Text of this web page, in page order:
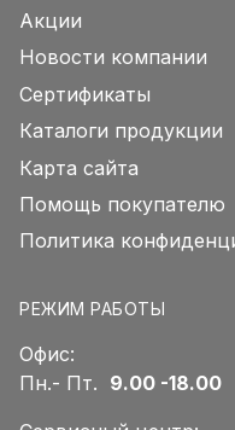
Акции
Новости компании
Сертификаты
Каталоги продукции
Карта сайта
Помощь покупателю
Политика
РЕЖИМ РАБОТЫ
Офис:
Пн.- Пт. 9.00 -18.00